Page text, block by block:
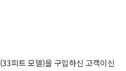
피트 모델)을 구입하신 고객이신